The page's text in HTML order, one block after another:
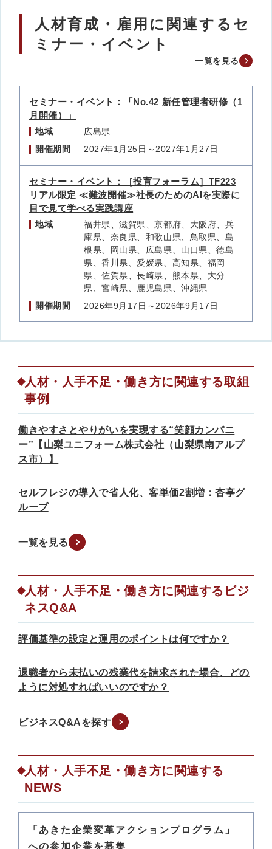
人材育成・雇用に関連するセ
ミナー・イベント
一覧を見る
セミナー・イベント：「No.42 新任管理者研修（1
月開催）」
地域
広島県
開催期間
2027年1月25日～2027年1月27日
セミナー・イベント：［投育フォーラム］TF223
リアル限定 ≪難波開催≫社長のためのAIを実際に
目で見て学べる実践講座
地域
福井県、滋賀県、京都府、大阪府、兵
庫県、奈良県、和歌山県、鳥取県、島
根県、岡山県、広島県、山口県、徳島
県、香川県、愛媛県、高知県、福岡
県、佐賀県、長崎県、熊本県、大分
県、宮崎県、鹿児島県、沖縄県
開催期間
2026年9月17日～2026年9月17日
人材・人手不足・働き方に関連する取組
事例
働きやすさとやりがいを実現する“笑顔カンパニ
ー”【山梨ユニフォーム株式会社（山梨県南アルプ
ス市）】
セルフレジの導入で省人化、客単価2割増：杏亭グ
ループ
一覧を見る
人材・人手不足・働き方に関連するビジ
ネスQ&A
評価基準の設定と運用のポイントは何ですか？
退職者から未払いの残業代を請求された場合、どの
ように対処すればいいのですか？
ビジネスQ&Aを探す
人材・人手不足・働き方に関連する
NEWS
「あきた企業変革アクションプログラム」
への参加企業を募集